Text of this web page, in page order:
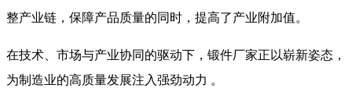
整产业链，保障产品质量的同时，提高了产业附加值。​
在技术、市场与产业协同的驱动下，锻件厂家正以崭新姿态，
为制造业的高质量发展注入强劲动力 。